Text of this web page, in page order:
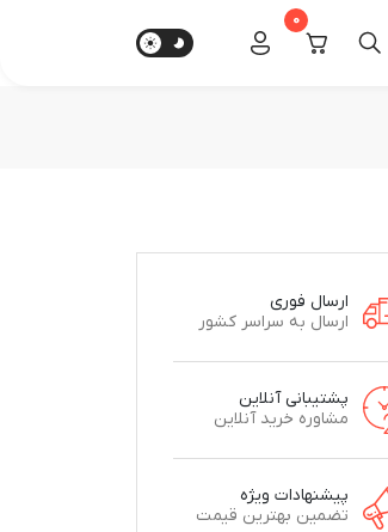
0
ارسال فوری
ارسال به سراسر کشور
پشتیبانی آنلاین
مشاوره خرید آنلاین
پیشنهادات ویژه
تضمین بهترین قیمت